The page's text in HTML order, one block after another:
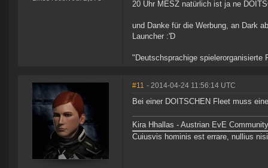
20 Uhr MESZ natürlich ist ja ne
und Danke für die Werbung, an Dark
Launcher :'D
"Deutschsprachige spielerorganisierte
#11 - 2014-04-24 11:56:14 UTC
Bei einer DOITSCHEN Fleet muss
Kira Hhallas - Austrian EvE
Cuiusvis hominis est errare, nullius